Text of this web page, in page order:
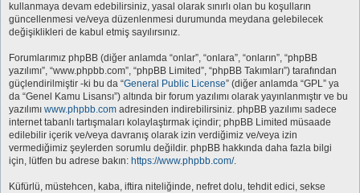
kullanmaya devam edebilirsiniz, yasal olarak sınırlı olan bu koşulların
güncellenmesi ve/veya düzenlenmesi durumunda meydana gelebilecek
değişiklikleri de kabul etmiş sayılırsınız.
Forumlarımız phpBB (diğer anlamda “onlar”, “onlara”, “onların”, “phpBB
yazılımı”, “www.phpbb.com”, “phpBB Limited”, “phpBB Takımları”) tarafından
güçlendirilmiştir -ki bu da “General Public License” (diğer anlamda “GPL” ya
da “Genel Kamu Lisansı”) altında bir forum yazılımı olarak yayınlanmıştır ve bu
yazılımı www.phpbb.com adresinden indirebilirsiniz. phpBB yazılımı sadece
internet tabanlı tartışmaları kolaylaştırmak içindir; phpBB Limited müsaade
edilebilir içerik ve/veya davranış olarak izin verdiğimiz ve/veya izin
vermediğimiz şeylerden sorumlu değildir. phpBB hakkında daha fazla bilgi
için, lütfen bu adrese bakın: https://www.phpbb.com/.
Küfürlü, müstehcen, kaba, iftira niteliğinde, nefret dolu, tehdit edici, sekse